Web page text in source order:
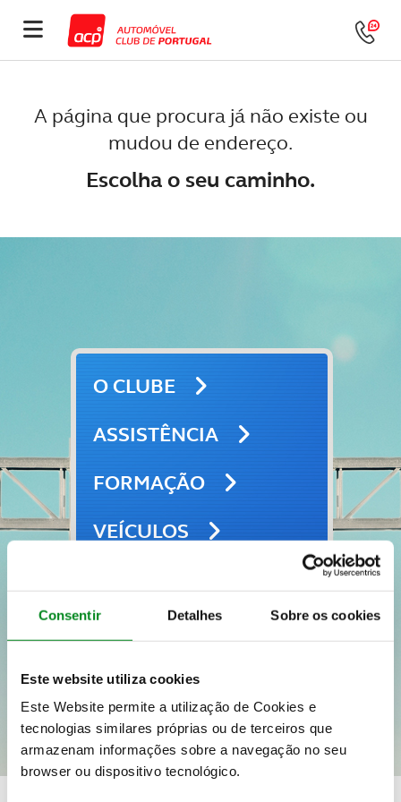
Consentir Detalhes Sobre os cookies
Este website utiliza cookies
Este Website permite a utilização de Cookies e
tecnologias similares próprias ou de terceiros que
armazenam informações sobre a navegação no seu
browser ou dispositivo tecnológico.
A página que procura já não existe ou
mudou de endereço.
Escolha o seu caminho.
O CLUBE
ASSISTÊNCIA
FORMAÇÃO
VEÍCULOS
VIAGENS E LAZER